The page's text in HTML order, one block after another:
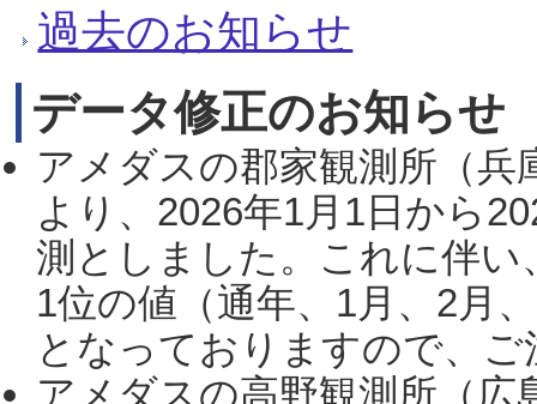
過去のお知らせ
データ修正のお知らせ
アメダスの郡家観測所（
より、2026年1月1日から
測としました。これに伴い
1位の値（通年、1月、2月
となっておりますので、
アメダスの高野観測所（